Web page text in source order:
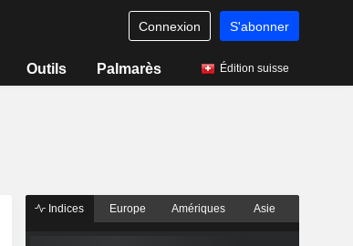
Connexion S'abonner
Outils Palmarès Édition suisse
Indices Europe Amériques Asie